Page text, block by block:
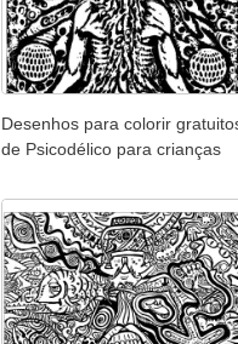
Desenhos para colorir
de Psicodélico para crianças